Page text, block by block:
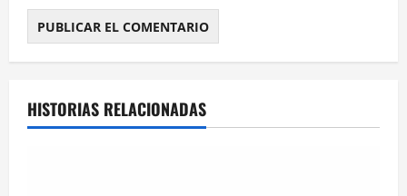
HISTORIAS RELACIONADAS